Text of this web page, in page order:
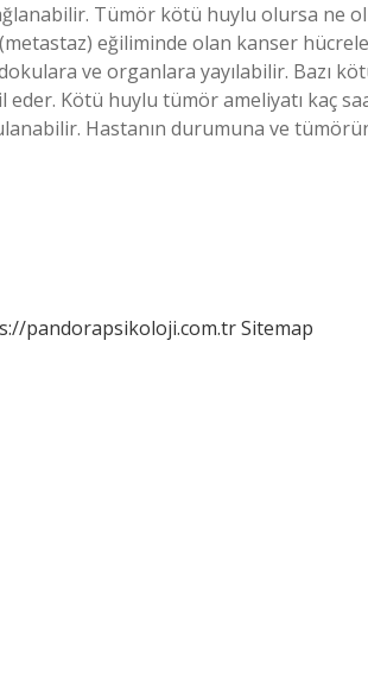
Tümör kötü huylu olursa ne
eğiliminde olan kanser
ve organlara yayılabilir. Bazı
Kötü huylu tümör ameliyatı kaç
Hastanın durumuna ve
pandorapsikoloji.com.trSitemap